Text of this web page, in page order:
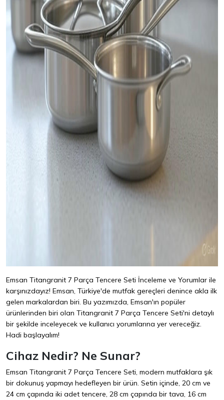
Emsan Titangranit 7 Parça Tencere Seti İnceleme ve Yorumlar ile
karşınızdayız! Emsan, Türkiye'de mutfak gereçleri denince akla ilk
gelen markalardan biri. Bu yazımızda, Emsan'ın popüler
ürünlerinden biri olan Titangranit 7 Parça Tencere Seti'ni detaylı
bir şekilde inceleyecek ve kullanıcı yorumlarına yer vereceğiz.
Hadi başlayalım!
Cihaz Nedir? Ne Sunar?
Emsan Titangranit 7 Parça Tencere Seti, modern mutfaklara şık
bir dokunuş yapmayı hedefleyen bir ürün. Setin içinde, 20 cm ve
24 cm çapında iki adet tencere, 28 cm çapında bir tava, 16 cm